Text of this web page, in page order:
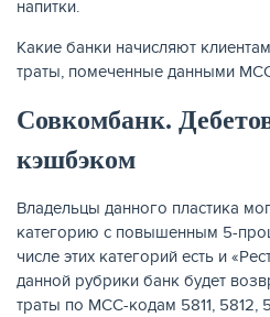
РЕЙТИНГ
напитки.
Какие банки начисляют
траты, помеченные данными
Совкомбанк.
кэшбэком
Владельцы данного пластика
категорию с повышенным 5-
числе этих категорий есть и
данной рубрики банк будет
траты по МСС-кодам 5811, 5812,